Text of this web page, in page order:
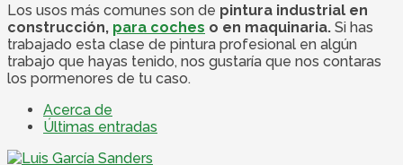
Los usos más comunes son de pintura industrial en
construcción, para coches o en maquinaria. Si has
trabajado esta clase de pintura profesional en algún
trabajo que hayas tenido, nos gustaría que nos contaras
los pormenores de tu caso.
Acerca de
Últimas entradas